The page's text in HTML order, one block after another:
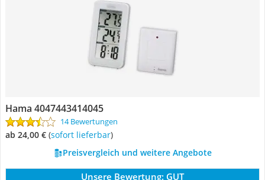
Hama 4047443414045
14 Bewertungen
ab 24,00 € ( Sofort lieferbar)
Preisvergleich und weitere Angebote
Unsere Bewertung: GUT